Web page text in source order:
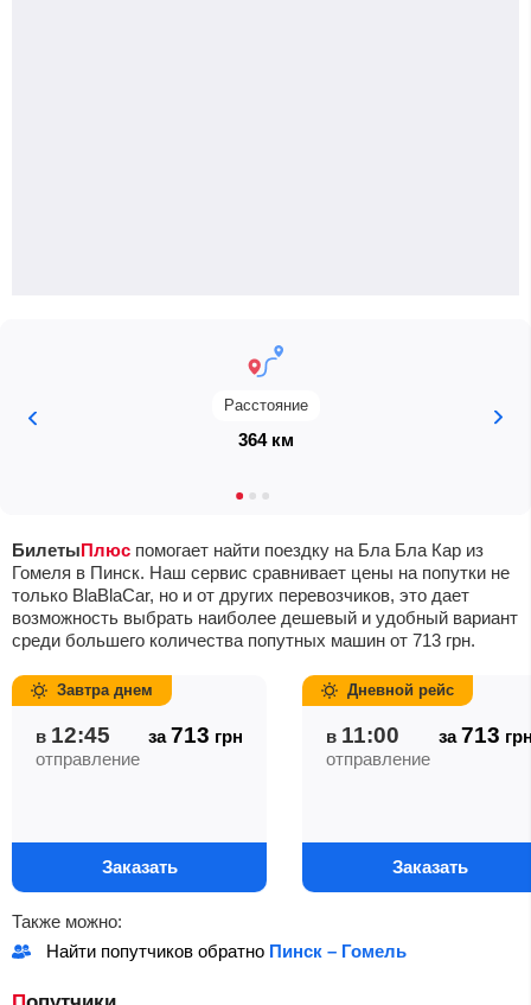
Расстояние
364 км
БилетыПлюс помогает найти поездку на Бла Бла Кар из
Гомеля в Пинск. Наш сервис сравнивает цены на попутки не
только BlaBlaCar, но и от других перевозчиков, это дает
возможность выбрать наиболее дешевый и удобный вариант
среди большего количества попутных машин от 713 грн.
в 12:45 за713 грн
отправление
Заказать
Завтра днем
в 11:00 за713
отправление
Заказать
Дневной рейс
Также можно:
Найти попутчиков обратно Пинск – Гомель